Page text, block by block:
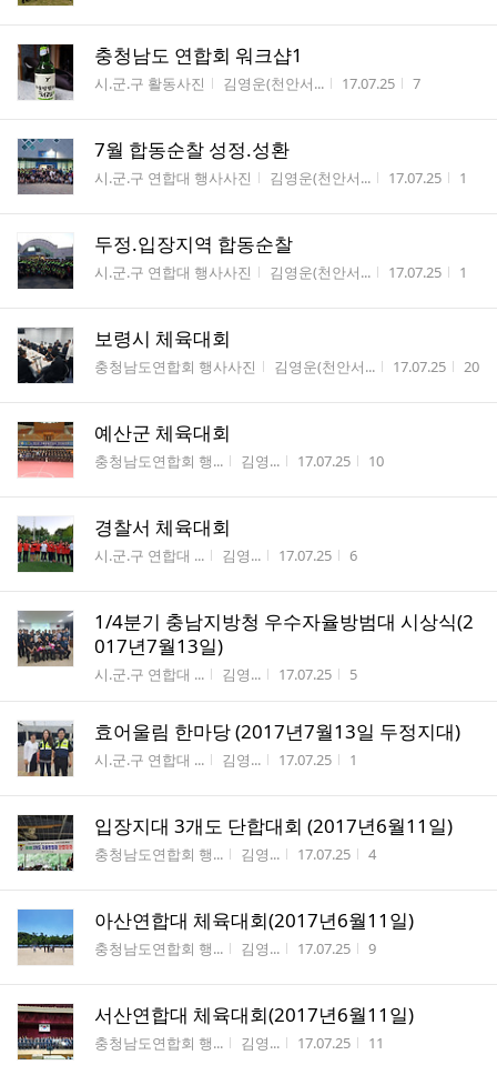
충청남도 연합회 워크샵1
게시판명
시.군.구 활동사진 작성자
김영운(천안서... 작성시간
17.07.25 조회수
7
7월 합동순찰 성정.성환
게시판명
시.군.구 연합대 행사사진 작성자
김영운(천안서... 작성시간
17.07.25 조회
1
두정.입장지역 합동순찰
게시판명
시.군.구 연합대 행사사진 작성자
김영운(천안서... 작성시간
17.07.25 조회
1
보령시 체육대회
게시판명
충청남도연합회 행사사진 작성자
김영운(천안서... 작성시간
17.07.25 조회
20
예산군 체육대회
게시판명
충청남도연합회 행... 작성자
김영... 작성시간
17.07.25 조회수
10
경찰서 체육대회
게시판명
시.군.구 연합대 ... 작성자
김영... 작성시간
17.07.25 조회수
6
1/4분기 충남지방청 우수자율방범대 시상식(2
017년7월13일)
게시판명
시.군.구 연합대 ... 작성자
김영... 작성시간
17.07.25 조회수
5
효어울림 한마당 (2017년7월13일 두정지대)
게시판명
시.군.구 연합대 ... 작성자
김영... 작성시간
17.07.25 조회수
1
입장지대 3개도 단합대회 (2017년6월11일)
게시판명
충청남도연합회 행... 작성자
김영... 작성시간
17.07.25 조회수
4
아산연합대 체육대회(2017년6월11일)
게시판명
충청남도연합회 행... 작성자
김영... 작성시간
17.07.25 조회수
9
서산연합대 체육대회(2017년6월11일)
게시판명
충청남도연합회 행... 작성자
김영... 작성시간
17.07.25 조회수
11